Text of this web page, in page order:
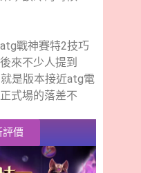
戰神賽特2技巧
來不少人提到
是版本接近atg電
式場的落差不
評價